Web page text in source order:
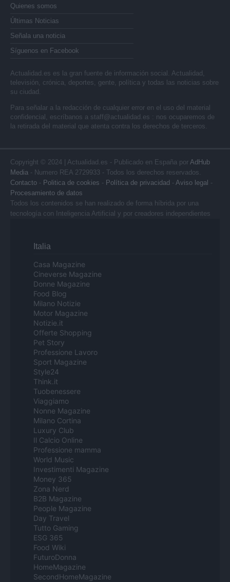
Quienes somos
Últimas Noticias
Señala una noticia
Síguenos en Facebook
Actualidad.es es la gran fuente de información social. Actualidad,
televisión, crónica, deportes, gente, política y todas las noticias sobre
su ciudad.
Para señalar a la redacción de cualquier error en el uso del material
confidencial, escríbanos a staff@actualidad.es : nos ocuparemos de
la retirada del material que atenta contra los derechos de terceros.
Copyright © 2024 | Actualidad.es - Publicado en España por AdHub
Media - Numero REA 2729933 - Todos los derechos reservados.
Contacto - Politica de cookies - Política de privacidad - Aviso legal -
Procesamiento de datos
Todos los contenidos se han realizado de forma híbrida por una
tecnología con Inteligencia Artificial y por creadores independientes
Italia
Casa Magazine
Cineverse Magazine
Donne Magazine
Food Blog
Milano Notizie
Motor Magazine
Notizie.it
Offerte Shopping
Pet Story
Professione Lavoro
Sport Magazine
Style24
Think.it
Tuobenessere
Viaggiamo
Nonne Magazine
Milano Cortina
Luxury Club
Il Calcio Online
Professione mamma
World Music
Investimenti Magazine
Money 365
Zona Nerd
B2B Magazine
People Magazine
Day Travel
Tutto Gaming
ESG 365
Food Wiki
FuturoDonna
HomeMagazine
SecondHomeMagazine